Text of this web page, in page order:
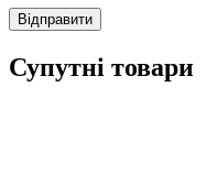
Супутні товари